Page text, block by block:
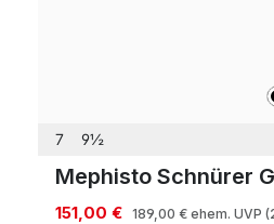
7 9½
Mephisto Schnürer
151,00 € 189,00 € ehem. UVP